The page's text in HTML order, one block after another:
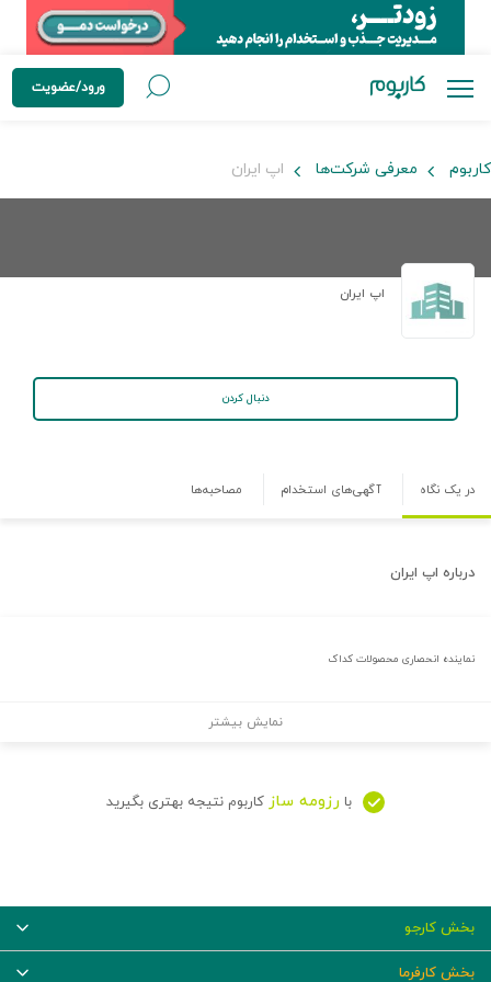
ورود/عضویت
کاربوم معرفی شرکت‌ها اپ ايران
اپ ايران
دنبال کردن
در یک نگاه آگهی‌های استخدام مصاحبه‌ها
درباره اپ ايران
نماینده انحصاری محصولات کداک
نمایش بیشتر
با رزومه ساز کاربوم نتیجه بهتری بگیرید
بخش کارجو
بخش کارفرما